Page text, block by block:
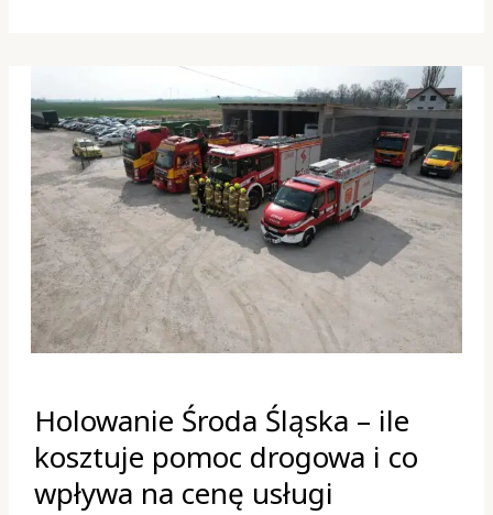
Holowanie Środa Śląska – ile
kosztuje pomoc drogowa i co
wpływa na cenę usługi
Środa
Śląska
–
ile